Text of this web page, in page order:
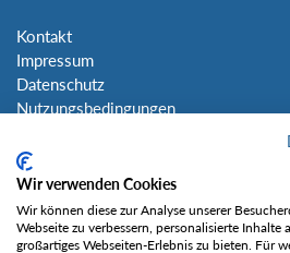
Kontakt
Impressum
Datenschutz
Nutzungsbedingungen
Social Media
Wir verwenden Cookies
Wir können diese zur Analyse unserer
Webseite zu verbessern, personalisierte Inhalte
großartiges Webseiten-Erlebnis zu bieten. Für